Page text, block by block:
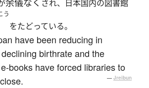
余儀なく され、日本国内の図書館
う
をたどっている。
have been reducing in
birthrate and the
books have forced libraries to
— Jreibun